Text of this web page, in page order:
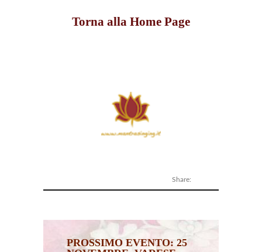
Torna alla Home Page
Share:
PROSSIMO EVENTO: 25